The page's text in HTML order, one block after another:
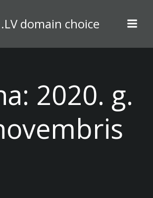
content
domain choice
2020. g.